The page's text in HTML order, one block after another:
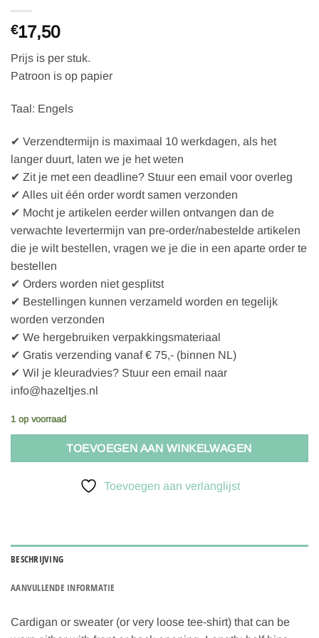
€17,50
Prijs is per stuk.
Patroon is op papier
Taal: Engels
✔ Verzendtermijn is maximaal 10 werkdagen, als het
langer duurt, laten we je het weten
✔ Zit je met een deadline? Stuur een email voor overleg
✔ Alles uit één order wordt samen verzonden
✔ Mocht je artikelen eerder willen ontvangen dan de
verwachte levertermijn van pre-order/nabestelde artikelen
die je wilt bestellen, vragen we je die in een aparte order te
bestellen
✔ Orders worden niet gesplitst
✔ Bestellingen kunnen verzameld worden en tegelijk
worden verzonden
✔ We hergebruiken verpakkingsmateriaal
✔ Gratis verzending vanaf € 75,- (binnen NL)
✔ Wil je kleuradvies? Stuur een email naar
info@hazeltjes.nl
1 op voorraad
TOEVOEGEN AAN WINKELWAGEN
Toevoegen aan verlanglijst
BESCHRIJVING
AANVULLENDE INFORMATIE
Cardigan or sweater (or very loose tee-shirt) that can be